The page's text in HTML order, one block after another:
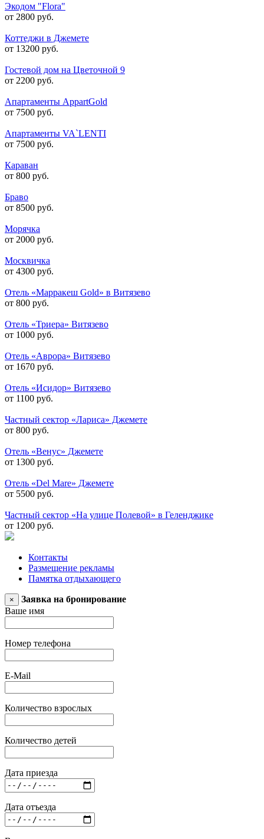
Экодом "Flora"
от 2800 руб.
Коттеджи в Джемете
от 13200 руб.
Гостевой дом на Цветочной 9
от 2200 руб.
Апартаменты AppartGold
от 7500 руб.
Апартаменты VA`LENTI
от 7500 руб.
Караван
от 800 руб.
Браво
от 8500 руб.
Морячка
от 2000 руб.
Москвичка
от 4300 руб.
Отель «Марракеш Gold» в Витязево
от 800 руб.
Отель «Триера» Витязево
от 1000 руб.
Отель «Аврора» Витязево
от 1670 руб.
Отель «Исидор» Витязево
от 1100 руб.
Частный сектор «Лариса» Джемете
от 800 руб.
Отель «Венус» Джемете
от 1300 руб.
Отель «Del Mare» Джемете
от 5500 руб.
Частный сектор «На улице Полевой» в Геленджике
от 1200 руб.
Контакты
Размещение рекламы
Памятка отдыхающего
×
Заявка на бронирование
Ваше имя
Номер телефона
E-Mail
Количество взрослых
Количество детей
Дата приезда
Дата отъезда